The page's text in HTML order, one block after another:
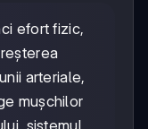
efort fizic,
arteriale,
mușchilor
sistemul